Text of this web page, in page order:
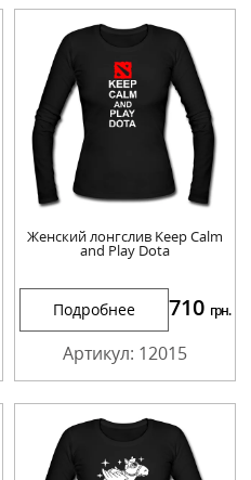
Женский лонгслив Keep Calm
and Play Dota
Подробнее 710 грн.
Артикул: 12015